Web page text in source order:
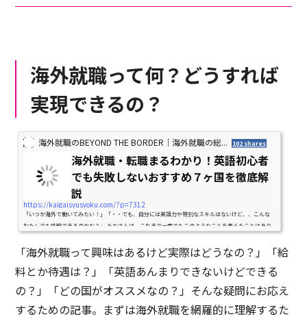
海外就職って何？どうすれば
実現できるの？
海外就職のBEYOND THE BORDER｜海外就職の総... 102 shares
海外就職・転職まるわかり！英語初心者
でも失敗しないおすすめ７ヶ国を徹底解
説
https://kaigaisyusyoku.com/?p=7312
「いつか海外で働いてみたい！」「・・でも、自分には英語力や特別なスキルはないけど、、こんな
わたしでも挑戦できるのかな？」 みなさんは、これまで一度でもこのようなことを考えたことはあり
「海外就職って興味はあるけど実際はどうなの？」「給
料とか待遇は？」「英語あんまりできないけどできる
の？」「どの国がオススメなの？」そんな疑問にお応え
するための記事。まずは海外就職を網羅的に理解するた